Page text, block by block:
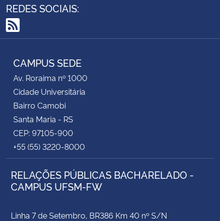
Gabinete de Segurança Institucional
Advocacia-Geral da União
Banco Central do Brasil
Planalto
REDES SOCIAIS:
RSS
CAMPUS SEDE
Av. Roraima nº 1000
Cidade Universitária
Bairro Camobi
Santa Maria - RS
CEP: 97105-900
+55 (55) 3220-8000
RELAÇÕES PÚBLICAS BACHARELADO -
CAMPUS UFSM-FW
Linha 7 de Setembro, BR386 Km 40 nº S/N